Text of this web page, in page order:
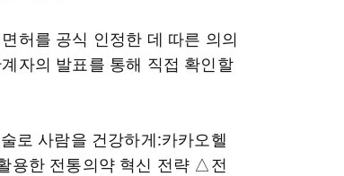
허를 공식 인정한 데 따른 의의
자의 발표를 통해 직접 확인할
로 사람을 건강하게:카카오헬
용한 전통의약 혁신 전략 △전